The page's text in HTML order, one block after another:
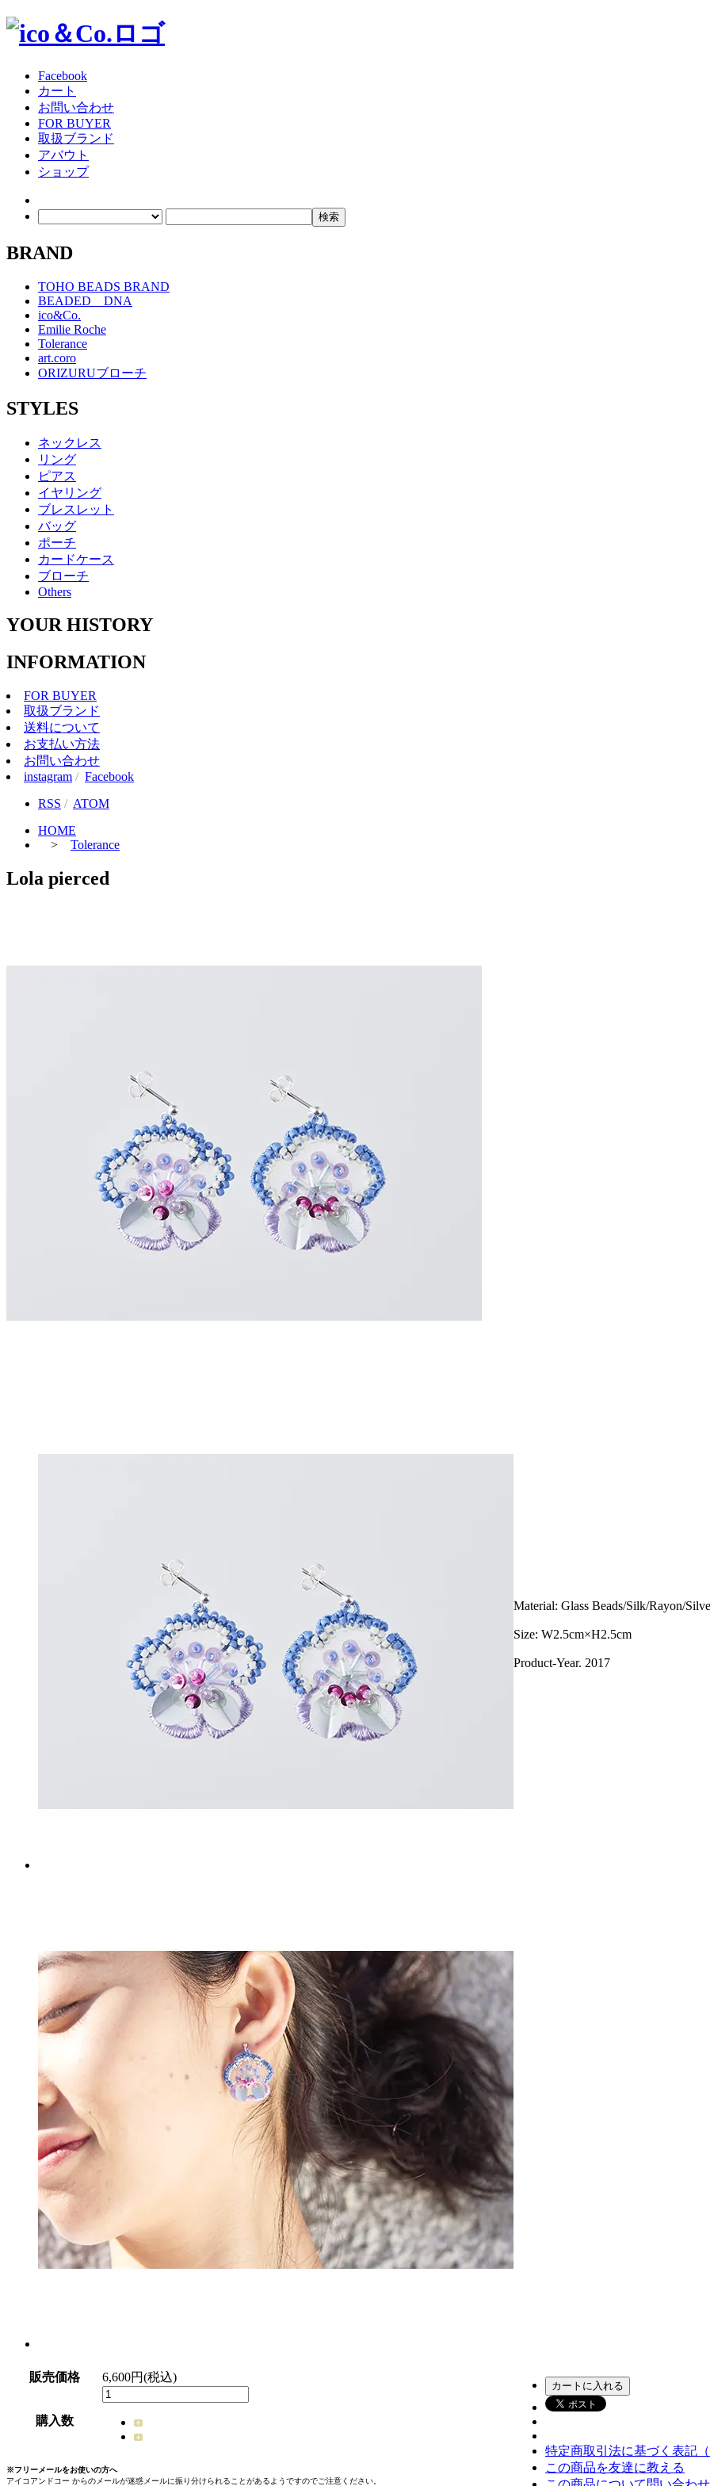
Facebook
カート
お問い合わせ
FOR BUYER
取扱ブランド
アバウト
ショップ
BRAND
TOHO BEADS BRAND
BEADED DNA
ico&Co.
Emilie Roche
Tolerance
art.coro
ORIZURUブローチ
STYLES
ネックレス
リング
ピアス
イヤリング
ブレスレット
バッグ
ポーチ
カードケース
ブローチ
Others
YOUR HISTORY
INFORMATION
FOR BUYER
取扱ブランド
送料について
お支払い方法
お問い合わせ
instagram / Facebook
RSS / ATOM
HOME
> Tolerance
Lola pierced
Material: Glass Beads/Silk/Rayon/
Size: W2.5cm×H2.5cm
Product-Year. 2017
販売価格 6,600円(税込)
購入数
※フリーメールをお使いの方へ
アイコアンドコー からのメールが迷惑メールに振り分けられることがあるようですのでご注意ください。
特定商取引法に基づく表記（
この商品を友達に教える